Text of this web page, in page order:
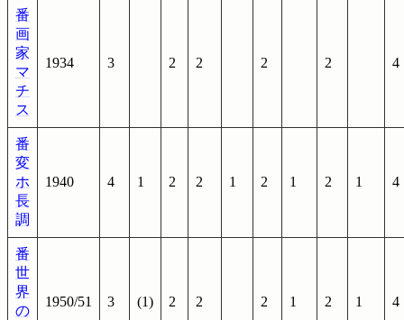
番
画
家
マ
チ
ス
1934 3 2 2 2 2 4
番
変
ホ
長
調
1940 4 1 2 2 1 2 1 2 1 4
番
世
界
の
1950/51 3 (1) 2 2 2 1 2 1 4